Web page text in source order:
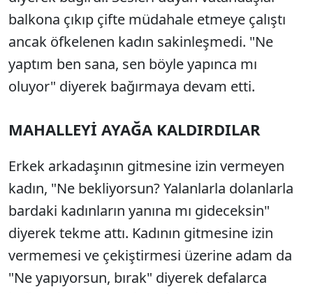
balkona çıkıp çifte müdahale etmeye çalıştı
ancak öfkelenen kadın sakinleşmedi. "Ne
yaptım ben sana, sen böyle yapınca mı
oluyor" diyerek bağırmaya devam etti.
MAHALLEYİ AYAĞA KALDIRDILAR
Erkek arkadaşının gitmesine izin vermeyen
kadın, "Ne bekliyorsun? Yalanlarla dolanlarla
bardaki kadınların yanına mı gideceksin"
diyerek tekme attı. Kadının gitmesine izin
vermemesi ve çekiştirmesi üzerine adam da
"Ne yapıyorsun, bırak" diyerek defalarca